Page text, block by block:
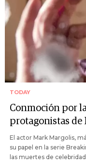
TODAY
Conmoción por
protagonistas de
El actor Mark Margolis,
su papel en la serie
las muertes de